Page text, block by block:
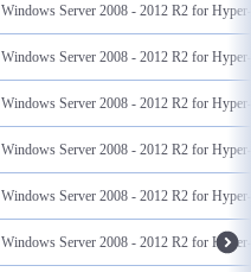
Windows Server 2008 - 2012 R2 for
Windows Server 2008 - 2012 R2 for
Windows Server 2008 - 2012 R2 for
Windows Server 2008 - 2012 R2 for
Windows Server 2008 - 2012 R2 for
Windows Server 2008 - 2012 R2 for